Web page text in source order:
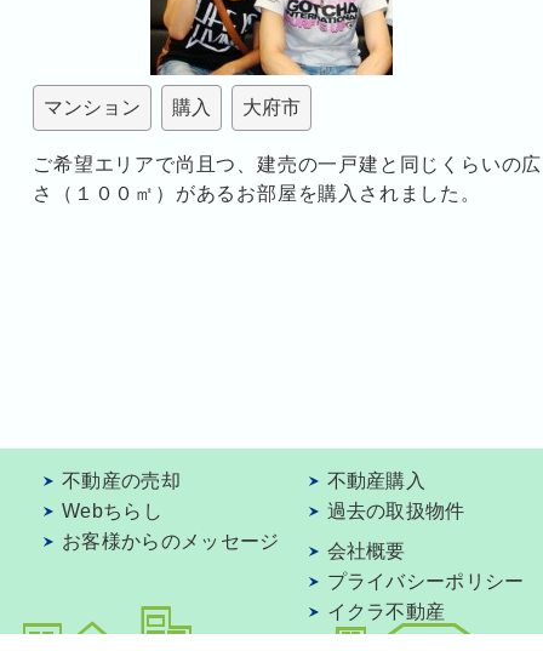
マンション 購入 大府市
ご希望エリアで尚且つ、建売の一戸建と同じくらいの広
さ（１００㎡）があるお部屋を購入されました。
不動産の売却
Webちらし
お客様からのメッセージ
不動産購入
過去の取扱物件
会社概要
プライバシーポリシー
イクラ不動産